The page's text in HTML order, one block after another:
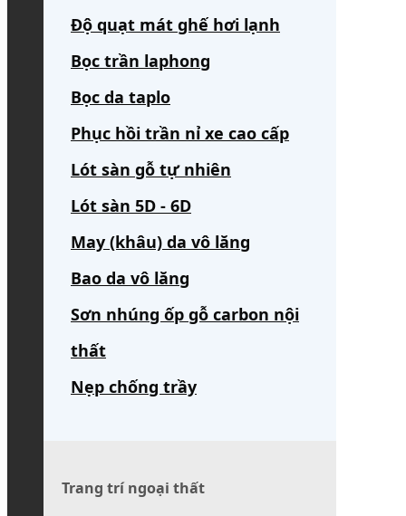
Độ quạt mát ghế hơi lạnh
Bọc trần laphong
Bọc da taplo
Phục hồi trần nỉ xe cao cấp
Lót sàn gỗ tự nhiên
Lót sàn 5D - 6D
May (khâu) da vô lăng
Bao da vô lăng
Sơn nhúng ốp gỗ carbon nội
thất
Nẹp chống trầy
Trang trí ngoại thất